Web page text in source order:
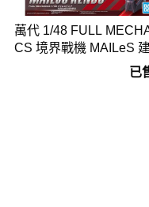
萬代 1/48 FULL
CS 境界戰機 MAILeS 建武
已